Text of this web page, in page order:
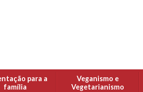
para a
família
Veganismo e
Vegetarianismo